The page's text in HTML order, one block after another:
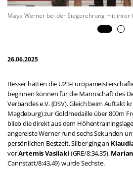
Maya Werner bei der Siegerehrung mit
26.06.2025
Besser hätten die U23-
beginnen können für die Mannschaft des
Verbandes e.V. (DSV). Gleich beim Auftakt
Magdeburg) zur Goldmedaille über 800m
blieb die direkt aus dem
angereiste Werner rund sechs Sekunden
persönlichen Bestzeit. Silber ging an
vorArtemis Vasilaki (GRE/8:34,35).
Cannstatt/8:43,49) wurde Sechste.